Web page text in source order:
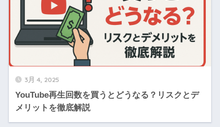
3月 4, 2025
YouTube再生回数を買うとどうなる？リスクとデ
メリットを徹底解説